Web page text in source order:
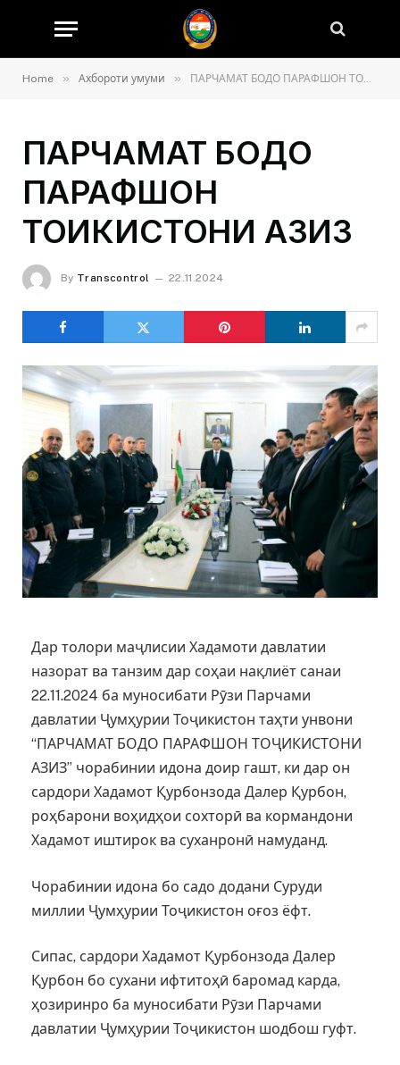
Home » Ахбороти умуми » ПАРЧАМАТ БОДО ПАРАФШОН ТОҶИКИСТОНИ АЗИЗ
ПАРЧАМАТ БОДО
ПАРАФШОН
ТОҶИКИСТОНИ АЗИЗ
By Transcontrol 22.11.2024
Дар толори маҷлисии Хадамоти давлатии
назорат ва танзим дар соҳаи нақлиёт санаи
22.11.2024 ба муносибати Рӯзи Парчами
давлатии Ҷумҳурии Тоҷикистон таҳти унвони
“ПАРЧАМАТ БОДО ПАРАФШОН ТОҶИКИСТОНИ
АЗИЗ” чорабинии идона доир гашт, ки дар он
сардори Хадамот Қурбонзода Далер Қурбон,
роҳбарони воҳидҳои сохторӣ ва кормандони
Хадамот иштирок ва суханронӣ намуданд.
Чорабинии идона бо садо додани Суруди
миллии Ҷумҳурии Тоҷикистон оғоз ёфт.
Сипас, сардори Хадамот Қурбонзода Далер
Қурбон бо сухани ифтитоҳӣ баромад карда,
ҳозиринро ба муносибати Рӯзи Парчами
давлатии Ҷумҳурии Тоҷикистон шодбош гуфт.